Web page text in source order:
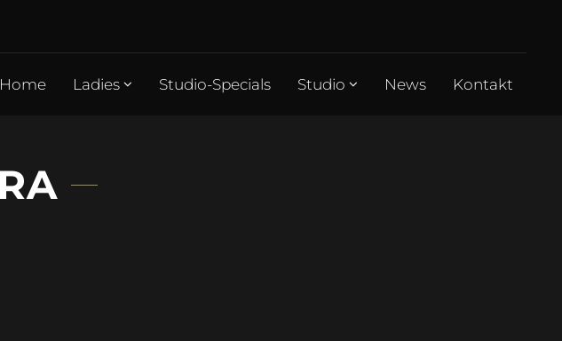
Home Ladies Studio-Specials Studio News Kontakt